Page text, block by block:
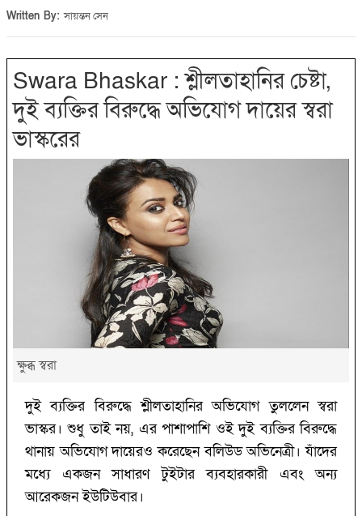
Written By:সায়ন্তন সেন
Swara Bhaskar : শ্লীলতাহানির চেষ্টা,
দুই ব্যক্তির বিরুদ্ধে অভিযোগ দায়ের স্বরা
ভাস্করের
ক্ষুব্ধ স্বরা
দুই ব্যক্তির বিরুদ্ধে শ্লীলতাহানির অভিযোগ তুললেন স্বরা
ভাস্কর। শুধু তাই নয়, এর পাশাপাশি ওই দুই ব্যক্তির বিরুদ্ধে
থানায় অভিযোগ দায়েরও করেছেন বলিউড অভিনেত্রী। যাঁদের
মধ্যে একজন সাধারণ টুইটার ব্যবহারকারী এবং অন্য
আরেকজন ইউটিউবার।